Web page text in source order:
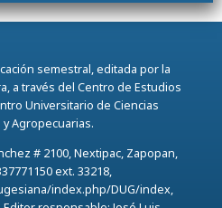
semestral, editada por la
a través del Centro de Estudios
Universitario de Ciencias
Agropecuarias.
# 2100, Nextipac, Zapopan,
ext. 33218,
index.php/DUG/index,